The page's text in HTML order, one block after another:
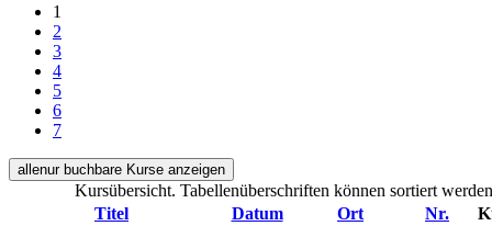
1
2
3
4
5
6
7
allenur buchbare Kurse anzeigen
Kursübersicht. Tabellenüberschriften können sortiert
Titel
Datum Ort Nr.